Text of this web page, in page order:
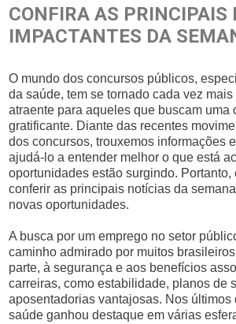
CONFIRA AS PRINCIPAIS
IMPACTANTES DA
O mundo dos concursos públicos,
da saúde, tem se tornado cada vez
atraente para aqueles que buscam uma
gratificante. Diante das recentes
dos concursos, trouxemos informações
ajudá-lo a entender melhor o que está
oportunidades estão surgindo. Portanto,
conferir as principais notícias da
novas oportunidades.
A busca por um emprego no setor
caminho admirado por muitos
parte, à segurança e aos benefícios
carreiras, como estabilidade, planos de
aposentadorias vantajosas. Nos últimos
saúde ganhou destaque em várias